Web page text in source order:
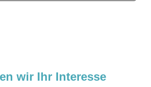
wir Ihr Interesse